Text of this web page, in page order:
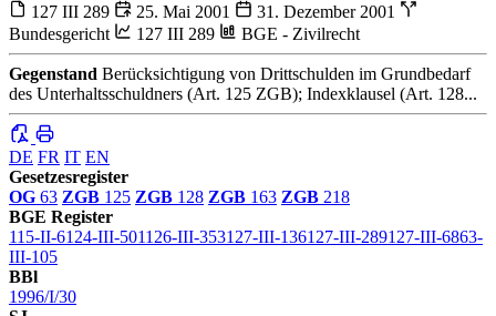
127 III 289
25. Mai 2001
31. Dezember 2001
Bundesgericht
127 III 289 BGE - Zivilrecht
Gegenstand Berücksichtigung von Drittschulden im Grundbedarf
des Unterhaltsschuldners (Art. 125 ZGB); Indexklausel (Art. 128...
DE FR IT EN
Gesetzesregister
OG 63 ZGB 125 ZGB 128 ZGB 163 ZGB 218
BGE Register
115-II-6124-III-501126-III-353127-III-136127-III-289127-III-6863-
III-105
BBl
1996/I/30